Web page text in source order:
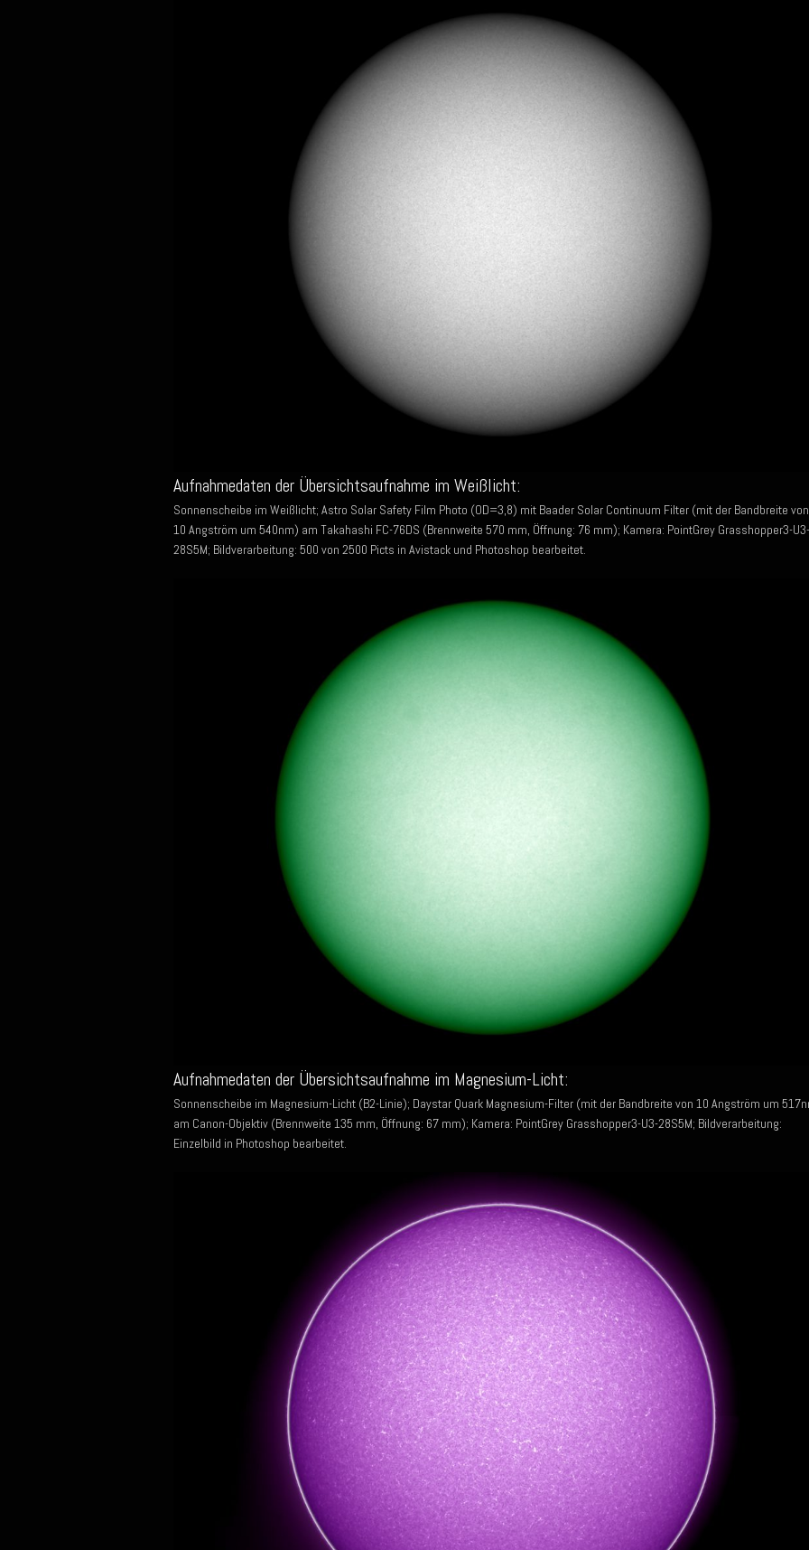
Aufnahmedaten der Übersichtsaufnahme im Weißlicht:
Sonnenscheibe im Weißlicht; Astro Solar Safety Film Photo (OD=3,8) mit Baader Solar Continuum Filter (mit der Bandbreite von
10 Angström um 540nm) am Takahashi FC-76DS (Brennweite 570 mm, Öffnung: 76 mm); Kamera: PointGrey Grasshopper3-U3-
28S5M; Bildverarbeitung: 500 von 2500 Picts in Avistack und Photoshop bearbeitet.
Aufnahmedaten der Übersichtsaufnahme im Magnesium-Licht:
Sonnenscheibe im Magnesium-Licht (B2-Linie); Daystar Quark Magnesium-Filter (mit der Bandbreite von 10 Angström um
am Canon-Objektiv (Brennweite 135 mm, Öffnung: 67 mm); Kamera: PointGrey Grasshopper3-U3-28S5M; Bildverarbeitung:
Einzelbild in Photoshop bearbeitet.